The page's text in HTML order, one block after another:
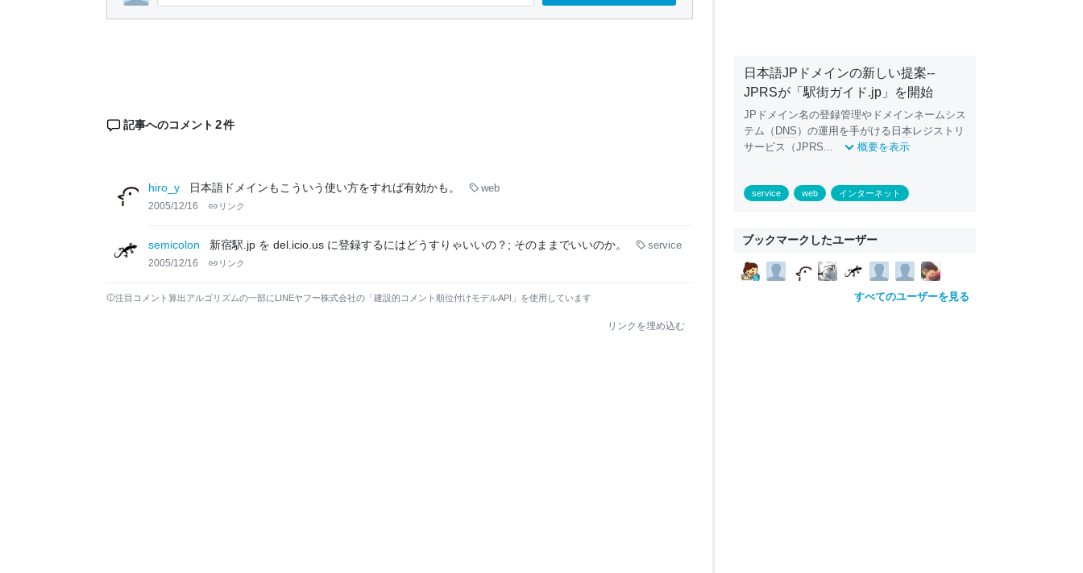
記事へのコメント 2件
hiro_y 日本語ドメインもこういう使い方をすれば有効かも。 web
2005/12/16 リンク
semicolon 新宿駅.jp を del.icio.us に登録するにはどうすりゃいいの？; そのままでいいのか。 service
2005/12/16 リンク
注目コメント算出アルゴリズムの一部にLINEヤフー株式会社の「建設的コメント順位付けモデルAPI」を使用しています
リンクを埋め込む
日本語JPドメインの新しい提案--
JPRSが「駅街ガイド.jp」を開始
JPドメイン名の登録管理やドメインネームシス
テム（ DNS ）の運用を手がける日 本 レジストリ
サービス（JPRS...
概要を表示
service web インターネット
ブックマークしたユーザー
すべてのユーザーを見る